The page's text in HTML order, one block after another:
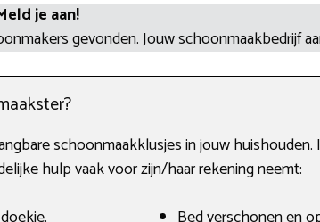
je aan!
gevonden. Jouw schoonmaakbedrijf
schoonmaakklusjes in jouw
hulp vaak voor zijn/haar rekening neemt: